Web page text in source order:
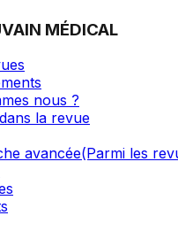
MÉDICAL
nous ?
la revue
avancée(Parmi les